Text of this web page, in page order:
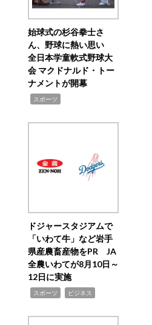
始球式の杉谷拳士さ
ん、野球に熱い思い
全日本学童軟式野球大
会 マクドナルド・トー
ナメントが開幕
スポーツ
ドジャースタジアムで
「いわて牛」など岩手
県産農畜産物をPR JA
全農いわてが8月10日～
12日に実施
スポーツ ビジネス